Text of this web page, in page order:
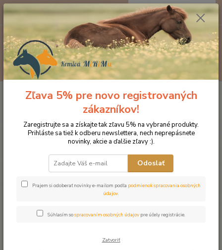
Menu
0ks
za0 €
Značka oblečenia MONTAR ZĽAVY!
Jazdecké nohavice
MONTAR Rajtky Mona s vysokým pásom šedé
MONTAR Rajtky Mona s vysokým
pásom šedé
Zľava 5% pre novo registrovaných
zákazníkov!
Zaregistrujte sa a získajte tak zľavu 5% na vybrané produkty.
Prihláste sa tiež k odberu newslettera, nech neprepásnete
novinky, akcie a ďalšie zľavy :).
Odoslať
Prajem si odoberať novinky e-mailom podľa podmienok spracovania osobných
údajov.
Súhlasím sospracovaním osobných údajov pre účely registrácie.
Zatvoriť